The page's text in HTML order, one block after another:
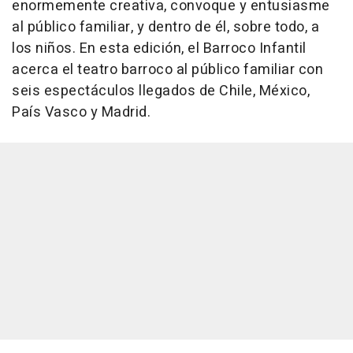
enormemente creativa, convoque y entusiasme
al público familiar, y dentro de él, sobre todo, a
los niños. En esta edición, el Barroco Infantil
acerca el teatro barroco al público familiar con
seis espectáculos llegados de Chile, México,
País Vasco y Madrid.